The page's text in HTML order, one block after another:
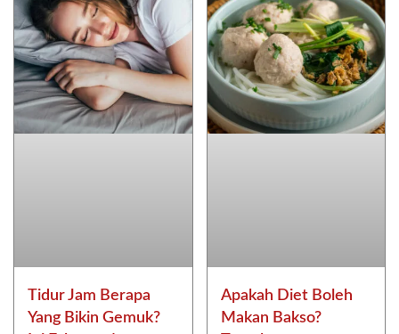
Tidur Jam Berapa
Yang Bikin Gemuk?
Apakah Diet Boleh
Makan Bakso?